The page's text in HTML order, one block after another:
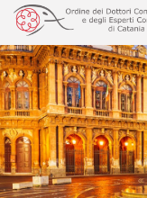
Vai
contenuto